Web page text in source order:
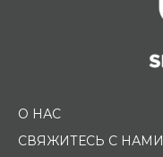
О НАС
СВЯЖИТЕСЬ С НАМИ